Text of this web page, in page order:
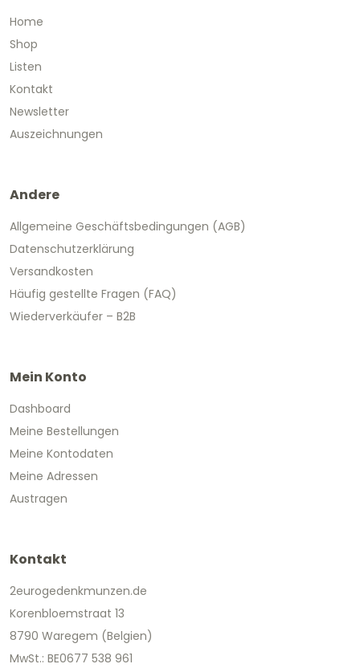
Home
Shop
Listen
Kontakt
Newsletter
Auszeichnungen
Andere
Allgemeine Geschäftsbedingungen (AGB)
Datenschutzerklärung
Versandkosten
Häufig gestellte Fragen (FAQ)
Wiederverkäufer – B2B
Mein Konto
Dashboard
Meine Bestellungen
Meine Kontodaten
Meine Adressen
Austragen
Kontakt
2eurogedenkmunzen.de
Korenbloemstraat 13
8790 Waregem (Belgien)
MwSt.: BE0677 538 961